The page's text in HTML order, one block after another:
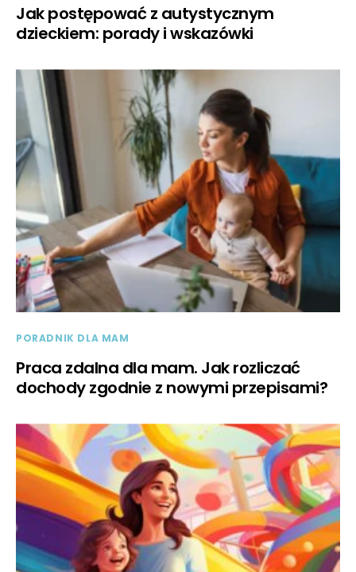
Jak postępować z autystycznym
dzieckiem: porady i wskazówki
PORADNIK DLA MAM
Praca zdalna dla mam. Jak rozliczać
dochody zgodnie z nowymi przepisami?